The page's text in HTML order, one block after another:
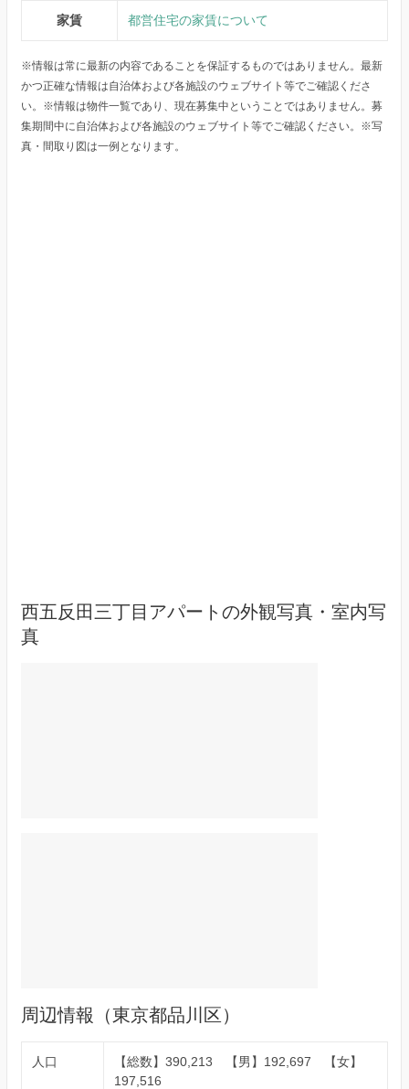
家賃 都営住宅の家賃について
※情報は常に最新の内容であることを保証するものではありません。最新
かつ正確な情報は自治体および各施設のウェブサイト等でご確認くださ
い。※情報は物件一覧であり、現在募集中ということではありません。募
集期間中に自治体および各施設のウェブサイト等でご確認ください。※写
真・間取り図は一例となります。
西五反田三丁目アパートの外観写真・室内写
真
周辺情報（東京都品川区）
人口
【総数】390,213 【男】192,697 【女】
197,516